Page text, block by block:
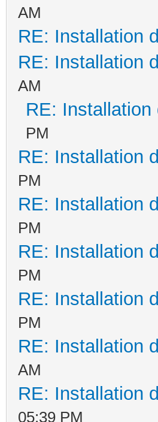
AM
RE: Installation
RE: Installation
AM
RE:
PM
RE: Installation
PM
RE: Installation
PM
RE: Installation
PM
RE: Installation
PM
RE: Installation
AM
RE: Installation
05:39 PM